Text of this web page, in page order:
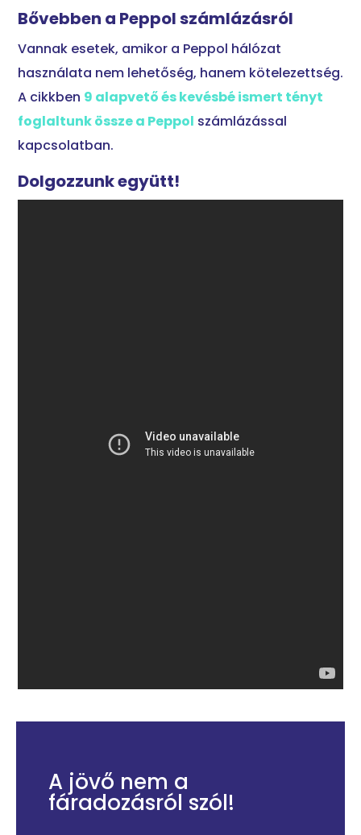
Bővebben a Peppol számlázásról
Vannak esetek, amikor a Peppol hálózat
használata nem lehetőség, hanem kötelezettség.
A cikkben 9 alapvető és kevésbé ismert tényt
foglaltunk össze a Peppol számlázással
kapcsolatban.
Dolgozzunk együtt!
A jövő nem a
fáradozásról szól!